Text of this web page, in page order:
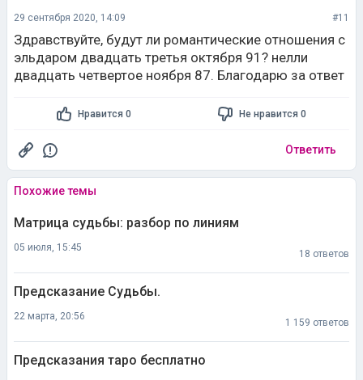
29 сентября 2020, 14:09 #11
Здравствуйте, будут ли романтические отношения с
эльдаром двадцать третья октября 91? нелли
двадцать четвертое ноября 87. Благодарю за ответ
Нравится 0 Не нравится 0
Ответить
Похожие темы
Матрица судьбы: разбор по линиям
05 июля, 15:45
18 ответов
Предсказание Судьбы.
22 марта, 20:56
1 159 ответов
Предсказания таро бесплатно